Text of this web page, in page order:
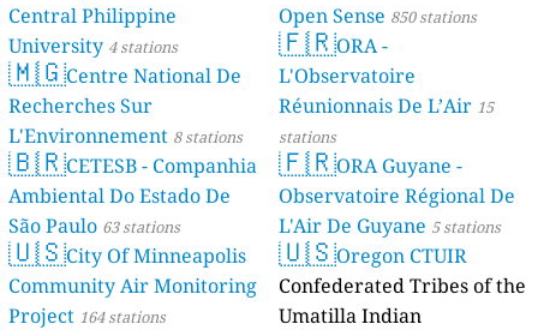
Central Philippine
University 4 stations
🇲🇬Centre National De
Recherches Sur
L'Environnement 8 stations
🇧🇷CETESB - Companhia
Ambiental Do Estado De
São Paulo 63 stations
🇺🇸City Of Minneapolis
Community Air Monitoring
Project 164 stations
Open Sense 850 stations
🇫🇷ORA -
L'Observatoire
Réunionnais De L’Air 15
stations
🇫🇷ORA Guyane -
Observatoire Régional De
L'Air De Guyane 5 stations
🇺🇸Oregon CTUIR
Confederated Tribes of the
Umatilla Indian